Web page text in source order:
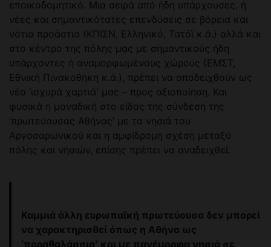
εποικοδομητικό. Μια σειρά από ήδη υπάρχουσες, ή
νέες και σημαντικότατες επενδύσεις σε βόρεια και
νότια προάστια (ΚΠΙΣΝ, Ελληνικό, Τατόϊ κ.ά.) αλλά και
στο κέντρο της πόλης μας με σημαντικούς ήδη
υπάρχοντες ή αναμορφωμένους χώρους (ΕΜΣΤ,
Εθνική Πινακοθήκη κ.ά.), πρέπει να αποδειχθούν ως
νέα ‘ισχυρά χαρτιά’ μας – προς αξιοποίηση. Και
φυσικά η μοναδική στο είδος της σύνδεση της
‘πρωτεύουσας Αθήνας’ με τα νησιά του
Αργοσαρωνικού και η αμφίδρομη σχέση μεταξύ
πόλης και νησιών, επίσης πρέπει να αναδειχθεί.
Καμμιά άλλη ευρωπαϊκή πρωτεύουσα δεν μπορεί
να χαρακτηρισθεί όπως η Αθήνα ως
‘παραθαλάσσια’ και με πανέμορφα νησιά σε